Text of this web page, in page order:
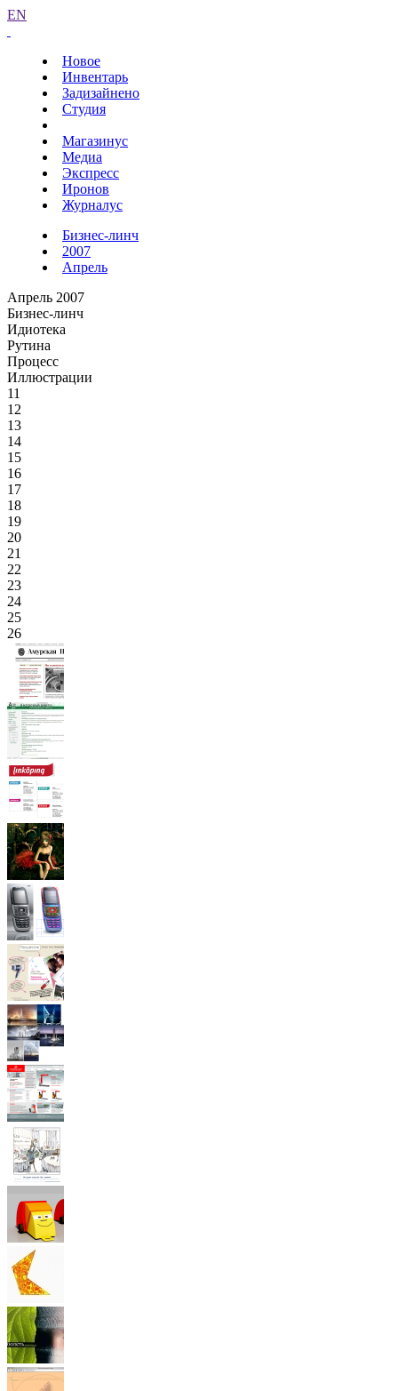
EN
Новое
Инвентарь
Задизайнено
Студия
Магазинус
Медиа
Экспресс
Иронов
Журналус
Бизнес-линч
2007
Апрель
Апрель 2007
Бизнес-линч
Идиотека
Рутина
Процесс
Иллюстрации
11
12
13
14
15
16
17
18
19
20
21
22
23
24
25
26